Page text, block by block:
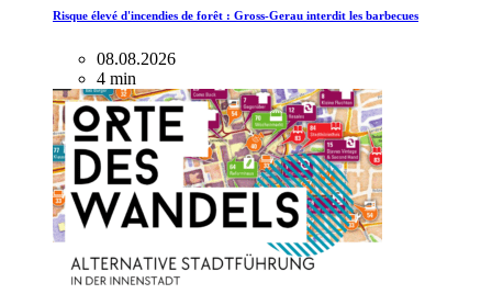
Risque élevé d'incendies de forêt : Gross-Gerau interdit les barbecues
08.08.2026
4 min